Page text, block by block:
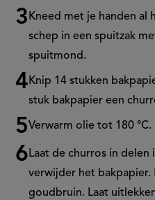
Kneed met je handen al
schep in een spuitzak
spuitmond.
Knip 14 stukken
stuk bakpapier een
Verwarm olie tot 180 °C.
Laat de churros in delen
verwijder het bakpapier.
goudbruin. Laat